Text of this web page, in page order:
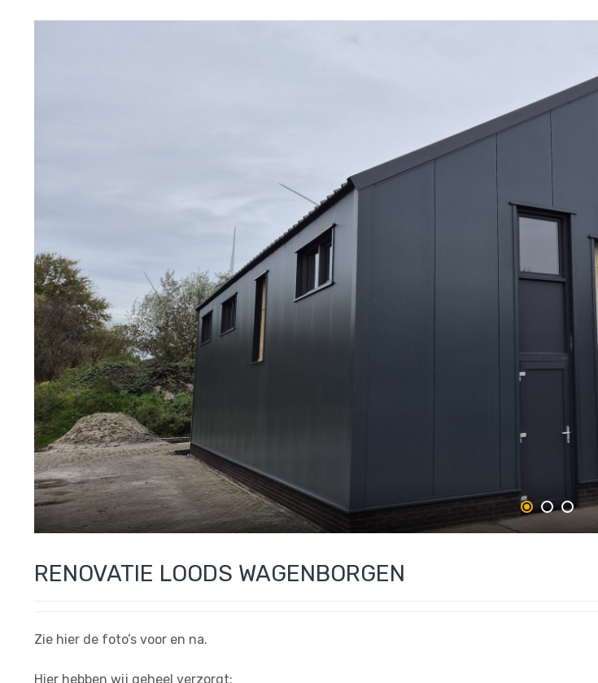
RENOVATIE LOODS WAGENBORGEN
Zie hier de foto’s voor en na.
Hier hebben wij geheel verzorgt: